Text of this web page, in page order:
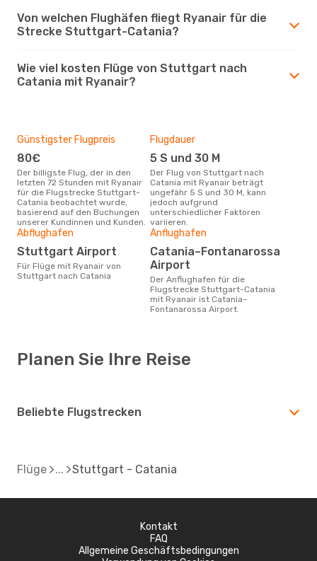
Von welchen Flughäfen fliegt Ryanair für die
Strecke Stuttgart-Catania?
Wie viel kosten Flüge von Stuttgart nach
Catania mit Ryanair?
Günstigster Flugpreis
80€
Der billigste Flug, der in den
letzten 72 Stunden mit Ryanair
für die Flugstrecke Stuttgart-
Catania beobachtet wurde,
basierend auf den Buchungen
unserer Kundinnen und Kunden.
Flugdauer
5 S und 30 M
Der Flug von Stuttgart nach
Catania mit Ryanair beträgt
ungefähr 5 S und 30 M, kann
jedoch aufgrund
unterschiedlicher Faktoren
variieren.
Abflughafen
Stuttgart Airport
Für Flüge mit Ryanair von
Stuttgart nach Catania
Anflughafen
Catania–Fontanarossa
Airport
Der Anflughafen für die
Flugstrecke Stuttgart-Catania
mit Ryanair ist Catania–
Fontanarossa Airport.
Planen Sie Ihre Reise
Beliebte Flugstrecken
Flüge Stuttgart - Catania
Kontakt
FAQ
Allgemeine Geschäftsbedingungen